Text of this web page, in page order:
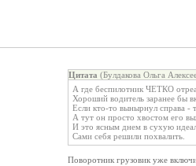
Цитата (Булдакова Ольга
А где беспилотник ЧЕТКО
Хороший водитель заранее бы
Если кто-то вынырнул справа
А тут он просто хвостом его
И это ясным днем в сухую
Сами себя решили похвалить.
Поворотник грузовик уже